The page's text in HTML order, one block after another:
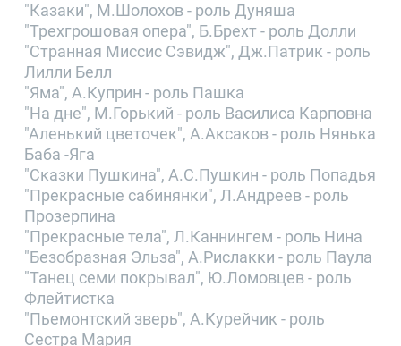
"Казаки", М.Шолохов - роль Дуняша
"Трехгрошовая опера", Б.Брехт - роль Долли
"Странная Миссис Сэвидж", Дж.Патрик - роль
Лилли Белл
"Яма", А.Куприн - роль Пашка
"На дне", М.Горький - роль Василиса Карповна
"Аленький цветочек", А.Аксаков - роль Нянька
Баба -Яга
"Сказки Пушкина", А.С.Пушкин - роль Попадья
"Прекрасные сабинянки", Л.Андреев - роль
Прозерпина
"Прекрасные тела", Л.Каннингем - роль Нина
"Безобразная Эльза", А.Рислакки - роль Паула
"Танец семи покрывал", Ю.Ломовцев - роль
Флейтистка
"Пьемонтский зверь", А.Курейчик - роль
Сестра Мария